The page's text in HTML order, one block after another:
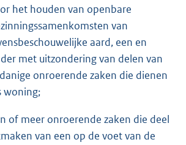
het houden van openbare
van
aard, een en
met uitzondering van delen van
onroerende zaken die dienen
woning;
of meer onroerende zaken die deel
van een op de voet van de